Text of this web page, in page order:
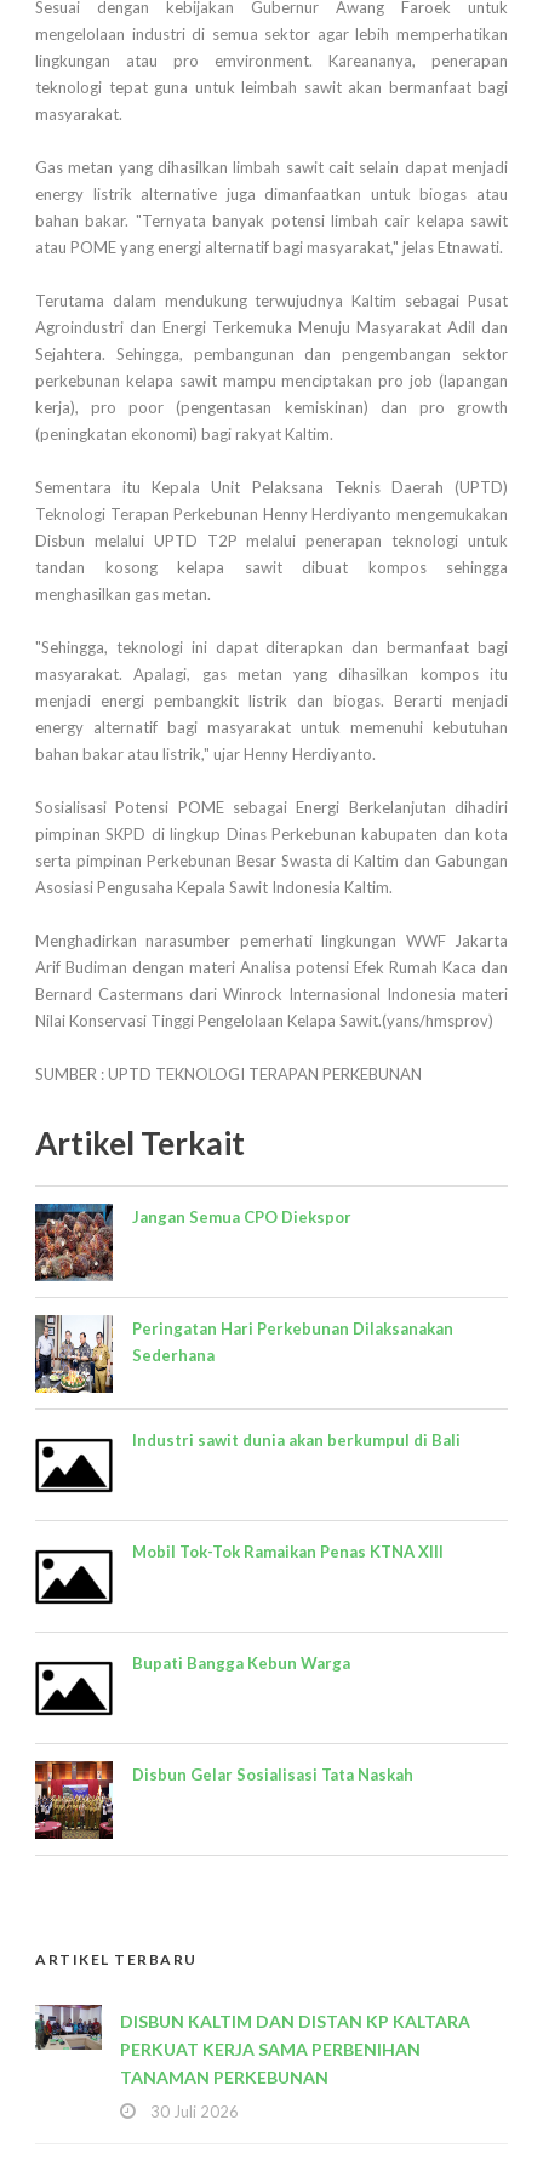
Sesuai dengan kebijakan Gubernur Awang Faroek untuk
mengelolaan industri di semua sektor agar lebih memperhatikan
lingkungan atau pro emvironment. Kareananya, penerapan
teknologi tepat guna untuk leimbah sawit akan bermanfaat bagi
masyarakat.
Gas metan yang dihasilkan limbah sawit cait selain dapat menjadi
energy listrik alternative juga dimanfaatkan untuk biogas atau
bahan bakar. "Ternyata banyak potensi limbah cair kelapa sawit
atau POME yang energi alternatif bagi masyarakat," jelas Etnawati.
Terutama dalam mendukung terwujudnya Kaltim sebagai Pusat
Agroindustri dan Energi Terkemuka Menuju Masyarakat Adil dan
Sejahtera. Sehingga, pembangunan dan pengembangan sektor
perkebunan kelapa sawit mampu menciptakan pro job (lapangan
kerja), pro poor (pengentasan kemiskinan) dan pro growth
(peningkatan ekonomi) bagi rakyat Kaltim.
Sementara itu Kepala Unit Pelaksana Teknis Daerah (UPTD)
Teknologi Terapan Perkebunan Henny Herdiyanto mengemukakan
Disbun melalui UPTD T2P melalui penerapan teknologi untuk
tandan kosong kelapa sawit dibuat kompos sehingga
menghasilkan gas metan.
"Sehingga, teknologi ini dapat diterapkan dan bermanfaat bagi
masyarakat. Apalagi, gas metan yang dihasilkan kompos itu
menjadi energi pembangkit listrik dan biogas. Berarti menjadi
energy alternatif bagi masyarakat untuk memenuhi kebutuhan
bahan bakar atau listrik," ujar Henny Herdiyanto.
Sosialisasi Potensi POME sebagai Energi Berkelanjutan dihadiri
pimpinan SKPD di lingkup Dinas Perkebunan kabupaten dan kota
serta pimpinan Perkebunan Besar Swasta di Kaltim dan Gabungan
Asosiasi Pengusaha Kepala Sawit Indonesia Kaltim.
Menghadirkan narasumber pemerhati lingkungan WWF Jakarta
Arif Budiman dengan materi Analisa potensi Efek Rumah Kaca dan
Bernard Castermans dari Winrock Internasional Indonesia materi
Nilai Konservasi Tinggi Pengelolaan Kelapa Sawit.(yans/hmsprov)
SUMBER : UPTD TEKNOLOGI TERAPAN PERKEBUNAN
Artikel Terkait
Jangan Semua CPO Diekspor
Peringatan Hari Perkebunan Dilaksanakan
Sederhana
Industri sawit dunia akan berkumpul di Bali
Mobil Tok-Tok Ramaikan Penas KTNA XIII
Bupati Bangga Kebun Warga
Disbun Gelar Sosialisasi Tata Naskah
ARTIKEL TERBARU
DISBUN KALTIM DAN DISTAN KP KALTARA
PERKUAT KERJA SAMA PERBENIHAN
TANAMAN PERKEBUNAN
30 Juli 2026